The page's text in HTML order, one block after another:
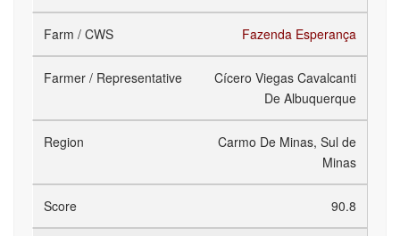
Fazenda Esperança
Cícero Viegas Cavalcanti
De Albuquerque
Carmo De Minas, Sul de
Minas
90.8